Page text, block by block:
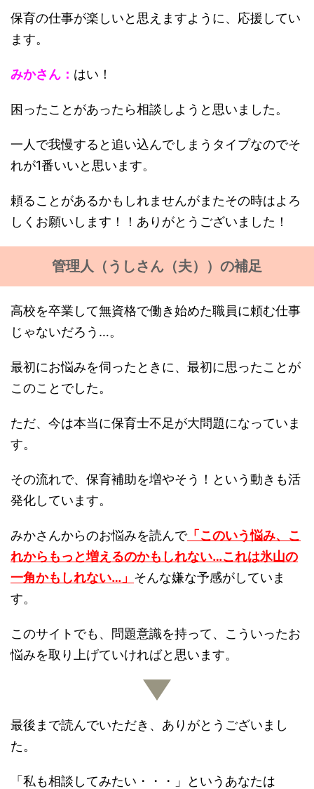
保育の仕事が楽しいと思えますように、応援してい
ます。
みかさん： はい！
困ったことがあったら相談しようと思いました。
一人で我慢すると追い込んでしまうタイプなのでそ
れが1番いいと思います。
頼ることがあるかもしれませんがまたその時はよろ
しくお願いします！！ありがとうございました！
管理人（うしさん（夫））の補足
高校を卒業して無資格で働き始めた職員に頼む仕事
じゃないだろう…。
最初にお悩みを伺ったときに、最初に思ったことが
このことでした。
ただ、今は本当に保育士不足が大問題になっていま
す。
その流れで、保育補助を増やそう！という動きも活
発化しています。
みかさんからのお悩みを読んで「このいう悩み、こ
れからもっと増えるのかもしれない…これは氷山の
一角かもしれない…」 そんな嫌な予感がしていま
す。
このサイトでも、問題意識を持って、こういったお
悩みを取り上げていければと思います。
最後まで読んでいただき、ありがとうございまし
た。
「私も相談してみたい・・・」というあなたは